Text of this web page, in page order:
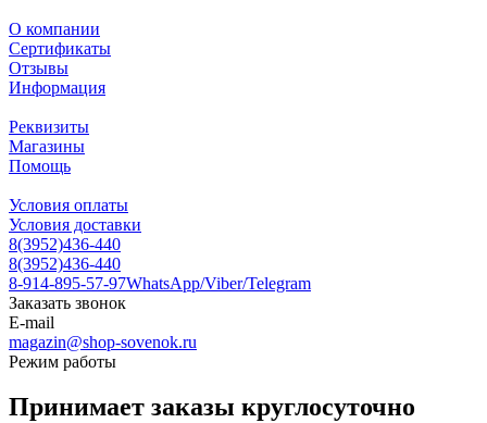
О компании
Сертификаты
Отзывы
Информация
Реквизиты
Магазины
Помощь
Условия оплаты
Условия доставки
8(3952)436-440
8(3952)436-440
8-914-895-57-97WhatsApp/Viber/Telegram
Заказать звонок
E-mail
magazin@shop-sovenok.ru
Режим работы
Принимает заказы круглосуточно